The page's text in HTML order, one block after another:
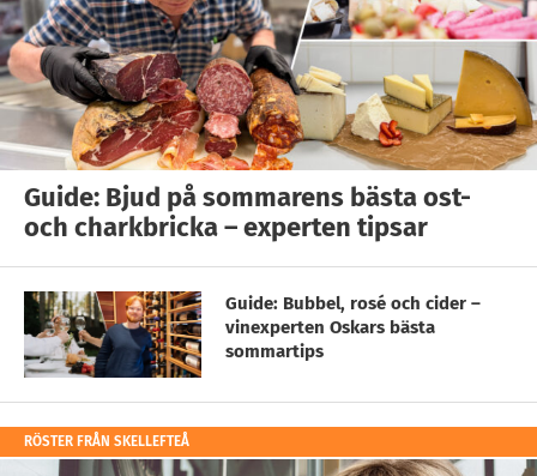
Guide: Bjud på sommarens bästa ost-
och charkbricka – experten tipsar
Guide: Bubbel, rosé och cider –
vinexperten Oskars bästa
sommartips
RÖSTER FRÅN SKELLEFTEÅ